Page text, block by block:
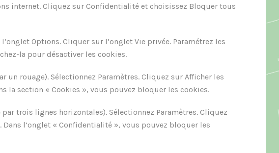
internet. Cliquez sur Confidentialité et choisissez Bloquer tous
Options. Cliquer sur l’onglet Vie privée. Paramétrez les
la pour désactiver les cookies.
rouage). Sélectionnez Paramètres. Cliquez sur Afficher les
la section « Cookies », vous pouvez bloquer les cookies.
trois lignes horizontales). Sélectionnez Paramètres. Cliquez
l’onglet « Confidentialité », vous pouvez bloquer les